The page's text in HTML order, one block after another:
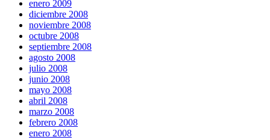
enero 2009
diciembre 2008
noviembre 2008
octubre 2008
septiembre 2008
agosto 2008
julio 2008
junio 2008
mayo 2008
abril 2008
marzo 2008
febrero 2008
enero 2008